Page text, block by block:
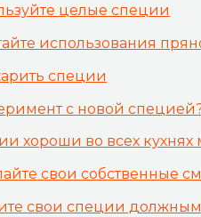
целые специи
использования
специи
с новой
хороши во всех кухнях
свои собственные
свои специи